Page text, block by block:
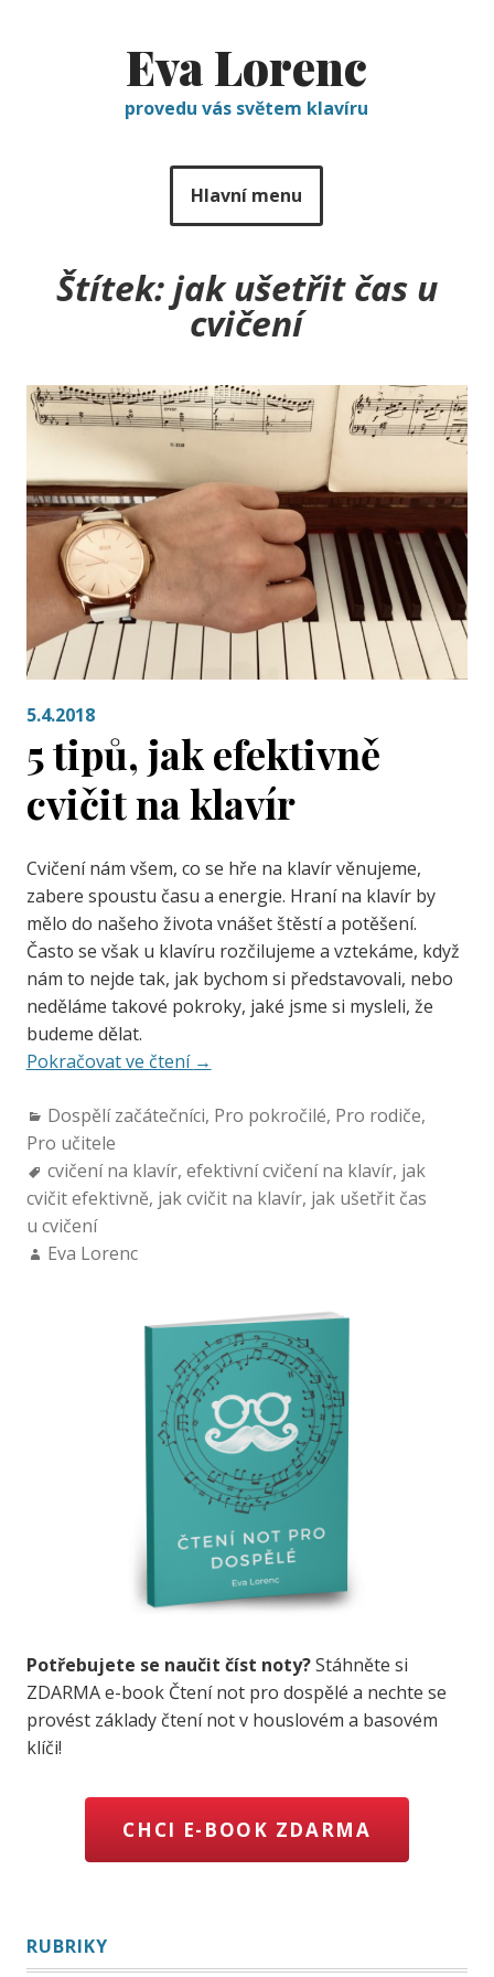
Eva Lorenc
provedu vás světem klavíru
Hlavní menu
Štítek:jak ušetřit čas u
cvičení
5.4.2018
5 tipů, jak efektivně
cvičit na klavír
Cvičení nám všem, co se hře na klavír věnujeme,
zabere spoustu času a energie. Hraní na klavír by
mělo do našeho života vnášet štěstí a potěšení.
Často se však u klavíru rozčilujeme a vztekáme, když
nám to nejde tak, jak bychom si představovali, nebo
neděláme takové pokroky, jaké jsme si mysleli, že
budeme dělat.
Pokračovat ve čtení →
Dospělí začátečníci, Pro pokročilé, Pro rodiče,
Pro učitele
cvičení na klavír, efektivní cvičení na klavír, jak
cvičit efektivně, jak cvičit na klavír, jak ušetřit čas
u cvičení
Eva Lorenc
Potřebujete se naučit číst noty?Stáhněte si
ZDARMA e-book Čtení not pro dospělé a nechte se
provést základy čtení not v houslovém a basovém
klíči!
CHCI E-BOOK ZDARMA
RUBRIKY